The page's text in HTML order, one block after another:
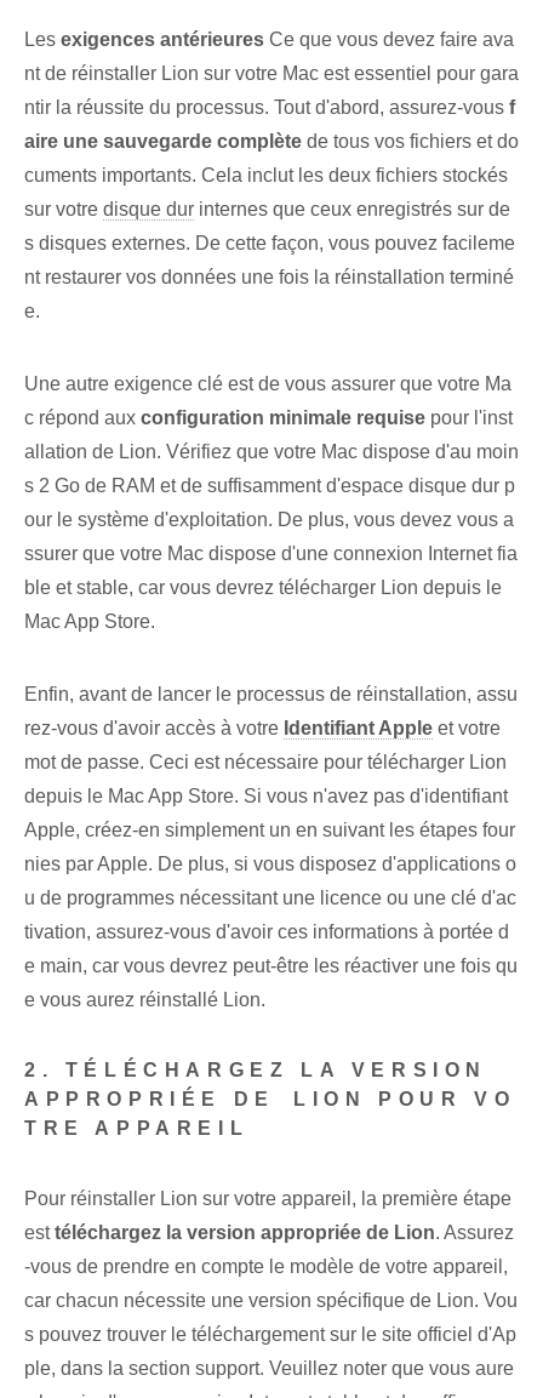
Les exigences antérieures Ce que vous devez faire ava
nt de réinstaller Lion sur votre Mac est essentiel pour gara
ntir la réussite du processus. Tout d'abord, assurez-vous f
aire une sauvegarde complète de tous vos fichiers et do
cuments importants. Cela inclut les deux fichiers stockés
sur votre disque dur internes que ceux enregistrés sur de
s disques externes. De cette façon, vous pouvez facileme
nt restaurer vos données une fois la réinstallation terminé
e.
Une autre exigence clé est de vous assurer que⁤ votre ⁤Ma
c répond aux configuration minimale requise⁢ pour l'inst
allation de Lion. Vérifiez⁢ que votre ‌Mac dispose d'au moin
s 2 Go de RAM et de suffisamment⁢ d'espace disque dur p
our le système d'exploitation. De plus, vous devez vous a
ssurer que votre Mac dispose d'une connexion Internet fia
ble et stable, car vous devrez télécharger Lion depuis le
Mac App Store.
Enfin, avant de lancer le processus de réinstallation, assu
rez-vous d'avoir accès à votre Identifiant Apple et ‌votre
mot de passe. Ceci est nécessaire pour télécharger Lion
depuis le Mac App Store. Si vous n'avez pas d'identifiant
Apple, créez-en simplement un en suivant les étapes four
nies par Apple. De plus, si vous disposez d'applications o
u de programmes nécessitant une licence ou une clé d'ac
tivation, assurez-vous d'avoir ces informations à portée d
e main, car vous devrez peut-être les réactiver une fois qu
e vous aurez réinstallé Lion.
2. TÉLÉCHARGEZ LA VERSION
APPROPRIÉE DE⁤ LION POUR VO
TRE APPAREIL
Pour réinstaller Lion sur votre appareil, la première étape
esttéléchargez la version appropriée de Lion.⁣ Assurez
-vous de prendre en compte le modèle de votre appareil⁢,
car chacun nécessite une version spécifique de Lion. Vou
s pouvez trouver le téléchargement sur le site officiel d'Ap
ple, dans la section support. Veuillez noter que vous aure